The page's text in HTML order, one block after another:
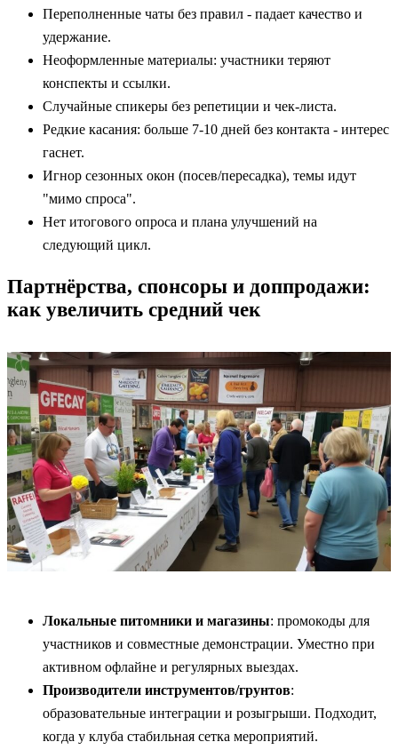
Переполненные чаты без правил - падает качество и
удержание.
Неоформленные материалы: участники теряют
конспекты и ссылки.
Случайные спикеры без репетиции и чек-листа.
Редкие касания: больше 7-10 дней без контакта - интерес
гаснет.
Игнор сезонных окон (посев/пересадка), темы идут
"мимо спроса".
Нет итогового опроса и плана улучшений на
следующий цикл.
Партнёрства, спонсоры и доппродажи:
как увеличить средний чек
Локальные питомники и магазины: промокоды для
участников и совместные демонстрации. Уместно при
активном офлайне и регулярных выездах.
Производители инструментов/грунтов:
образовательные интеграции и розыгрыши. Подходит,
когда у клуба стабильная сетка мероприятий.